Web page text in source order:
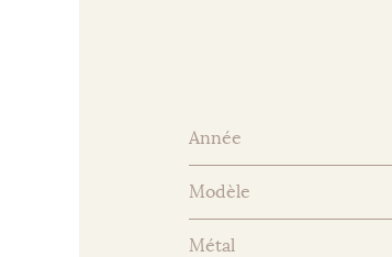
Année
Modèle
Métal